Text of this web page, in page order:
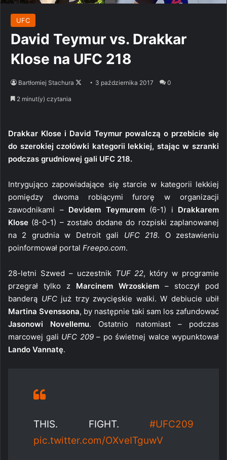
UFC
David Teymur vs. Drakkar
Klose na UFC 218
Bartłomiej Stachura
Follow3 października 2017 0
2 minut(y) czytania
Drakkar Klose i David Teymur powalczą o przebicie się
do szerokiej czołówki kategorii lekkiej, stając w szranki
podczas grudniowej gali UFC 218.
Intrygująco zapowiadające się starcie w kategorii lekkiej
pomiędzy dwoma robiącymi furorę w organizacji
zawodnikami – Devidem Teymurem(6-1) i Drakkarem
Klose (8-0-1) – zostało dodane do rozpiski zaplanowanej
na 2 grudnia w Detroit gali UFC 218. O zestawieniu
poinformował portal Freepo.com.
28-letni Szwed – uczestnik TUF 22, który w programie
przegrał tylko z Marcinem Wrzoskiem – stoczył pod
banderą UFCjuż trzy zwycięskie walki. W debiucie ubił
Martina Svenssona, by następnie taki sam los zafundować
Jasonowi Novellemu. Ostatnio natomiast – podczas
marcowej gali UFC 209– po świetnej walce wypunktował
Lando Vannatę.
THIS. FIGHT. #UFC209
pic.twitter.com/OXveITguwV